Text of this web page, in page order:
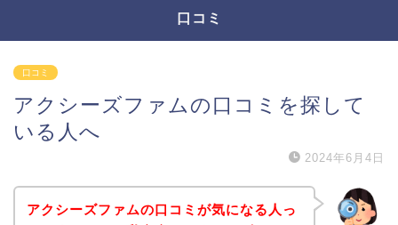
口コミ
口コミ
アクシーズファムの口コミを探して
いる人へ
2024年6月4日
アクシーズファムの口コミが気になる人っ